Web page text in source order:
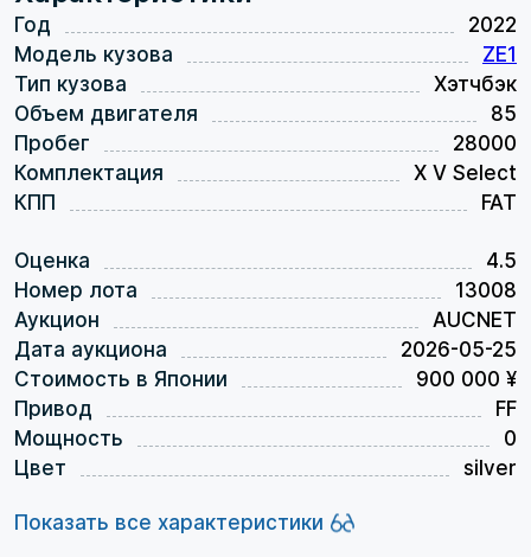
Год
2022
Модель кузова
ZE1
Тип кузова
Хэтчбэк
Объем двигателя
85
Пробег
28000
Комплектация
X V Select
КПП
FAT
Оценка
4.5
Номер лота
13008
Аукцион
AUCNET
Дата аукциона
2026-05-25
Стоимость в Японии
900 000 ¥
Привод
FF
Мощность
0
Цвет
silver
Показать все характеристики